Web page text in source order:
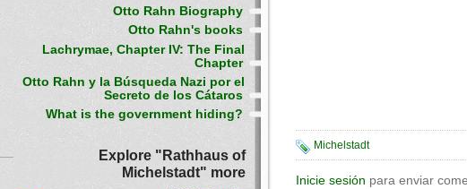
Michelstadt
Inicie sesión para enviar
Otto Rahn Biography
Otto Rahn's books
Lachrymae, Chapter IV: The Final
Chapter
Otto Rahn y la Búsqueda Nazi por el
Secreto de los Cátaros
What is the government hiding?
Explore "Rathhaus of
Michelstadt" more